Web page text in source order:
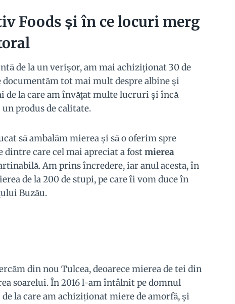
Foods și în ce locuri merg
de la un verişor, am mai achiziţionat 30 de
tot mai mult despre albine şi
la care am învăţat multe lucruri şi încă
produs de calitate.
să ambalăm mierea şi să o oferim spre
dintre care cel mai apreciat a fostmierea
Am prins încredere, iar anul acesta, în
de la 200 de stupi, pe care îi vom duce în
Buzău.
din nou Tulcea, deoarece mierea de tei din
soarelui. În 2016 l-am întâlnit pe domnul
la care am achiziționat miere de amorfă, şi